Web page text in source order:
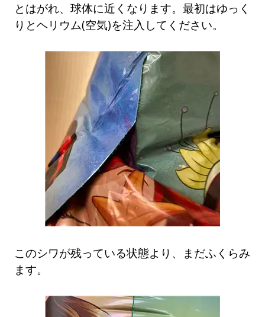
とはがれ、球体に近くなります。最初はゆっく
りとヘリウム(空気)を注入してください。
このシワが残っている状態より、まだふくらみ
ます。